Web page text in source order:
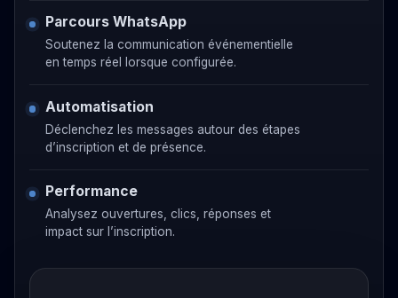
Parcours WhatsApp
Soutenez la communication événementielle
en temps réel lorsque configurée.
Automatisation
Déclenchez les messages autour des étapes
d’inscription et de présence.
Performance
Analysez ouvertures, clics, réponses et
impact sur l’inscription.